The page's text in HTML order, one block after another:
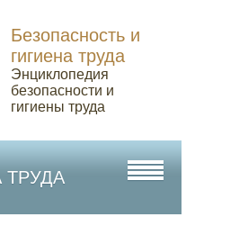
Безопасность и
гигиена труда
Энциклопедия
безопасности и
гигиены труда
ТРУДА